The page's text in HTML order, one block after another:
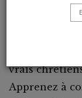
27/06/2024 •
La vérité de
vrais
Apprenez à